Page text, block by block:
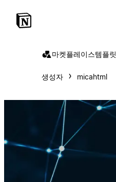
마켓플레이스템플릿
생성자 micahtml